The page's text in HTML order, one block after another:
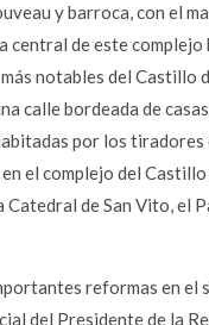
y barroca, con el
central de este complejo
notables del Castillo
calle bordeada de
por los tiradores
el complejo del
Catedral de San Vito, el
reformas en el
del Presidente de la